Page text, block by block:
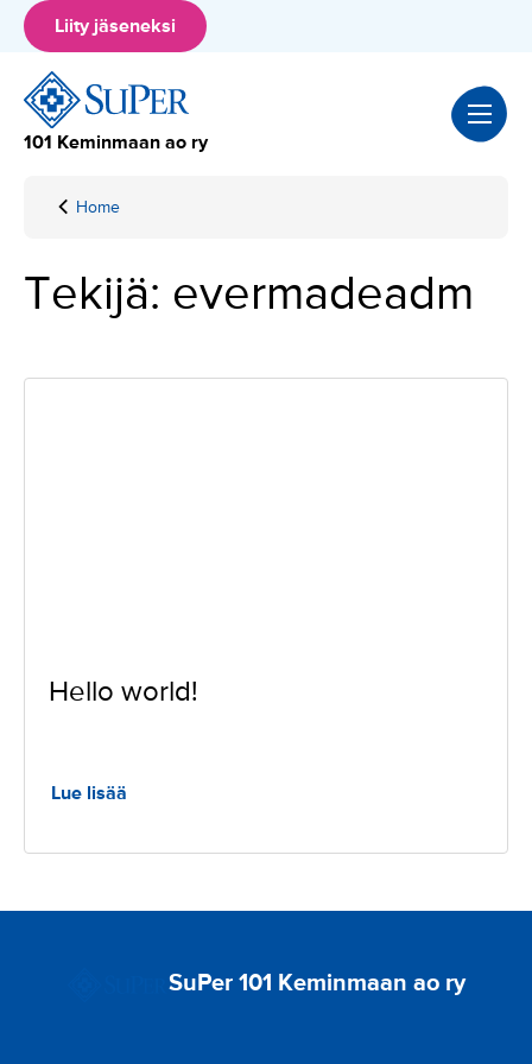
Hyppää
sisältöön
Liity jäseneksi
101 Keminmaan ao ry
Home
Archives for
Tekijä: evermadeadm
Hello world!
Lue lisää
SuPer 101 Keminmaan ao ry